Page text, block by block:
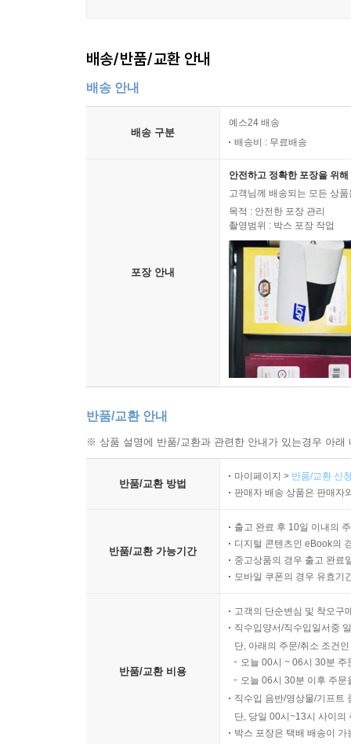
배송/반품/교환 안내
배송 안내
배송 구분
예스24 배송
배송비 : 무료배송
포장 안내
안전하고 정확한 포장을 위
고객님께 배송되는 모든 상
목적 : 안전한 포장 관리
촬영범위 : 박스 포장 작업
반품/교환 안내
※ 상품 설명에 반품/교환과 관련한 안내가 있는경우 아
반품/교환 방법
마이페이지 > 반품/교환 신
판매자 배송 상품은 판매자
반품/교환 가능기간
출고 완료 후 10일 이내의
디지털 콘텐츠인 eBook의
중고상품의 경우 출고 완료
모바일 쿠폰의 경우 유효기
반품/교환 비용
고객의 단순변심 및 착오구
직수입양서/직수입일서중
단, 아래의 주문/취소 조건
오늘 00시 ~ 06시 30분
오늘 06시 30분 이후 주
직수입 음반/영상물/기프트
단, 당일 00시~13시 사이의
박스 포장은 택배 배송이